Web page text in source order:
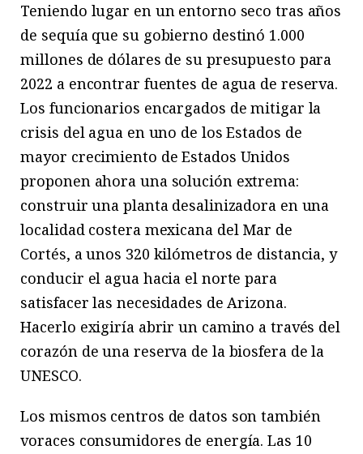
Teniendo lugar en un entorno seco tras años
de sequía que su gobierno destinó 1.000
millones de dólares de su presupuesto para
2022 a encontrar fuentes de agua de reserva.
Los funcionarios encargados de mitigar la
crisis del agua en uno de los Estados de
mayor crecimiento de Estados Unidos
proponen ahora una solución extrema:
construir una planta desalinizadora en una
localidad costera mexicana del Mar de
Cortés, a unos 320 kilómetros de distancia, y
conducir el agua hacia el norte para
satisfacer las necesidades de Arizona.
Hacerlo exigiría abrir un camino a través del
corazón de una reserva de la biosfera de la
UNESCO.
Los mismos centros de datos son también
voraces consumidores de energía. Las 10